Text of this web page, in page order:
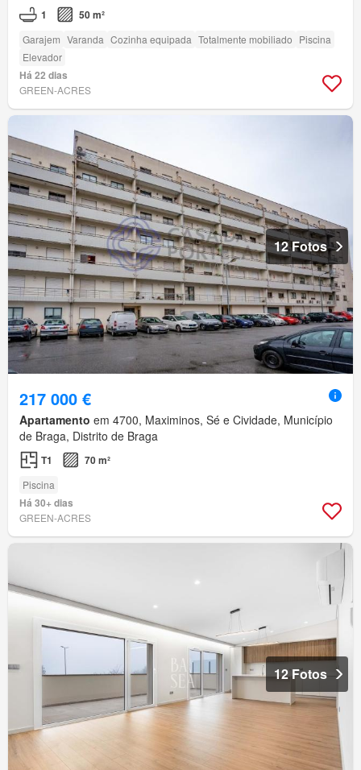
1 50 m²
Garajem Varanda Cozinha equipada Totalmente mobiliado Piscina
Elevador
Há 22 dias
GREEN-ACRES
12 Fotos
217 000 €
Apartamento em 4700, Maximinos, Sé e Cividade, Município
de Braga, Distrito de Braga
T1 70 m²
Piscina
Há 30+ dias
GREEN-ACRES
12 Fotos